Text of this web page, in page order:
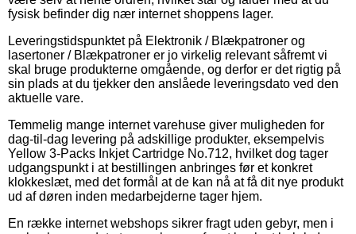
fysisk befinder dig nær internet shoppens lager.
Leveringstidspunktet på Elektronik / Blækpatroner og
lasertoner / Blækpatroner er jo virkelig relevant såfremt vi
skal bruge produkterne omgående, og derfor er det rigtig på
sin plads at du tjekker den anslåede leveringsdato ved den
aktuelle vare.
Temmelig mange internet varehuse giver muligheden for
dag-til-dag levering på adskillige produkter, eksempelvis
Yellow 3-Packs Inkjet Cartridge No.712, hvilket dog tager
udgangspunkt i at bestillingen anbringes før et konkret
klokkeslæt, med det formål at de kan nå at få dit nye produkt
ud af døren inden medarbejderne tager hjem.
En række internet webshops sikrer fragt uden gebyr, men i